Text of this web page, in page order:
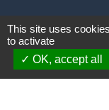
Mentions
Accessibilité
This site uses
to activate
OK, accept all